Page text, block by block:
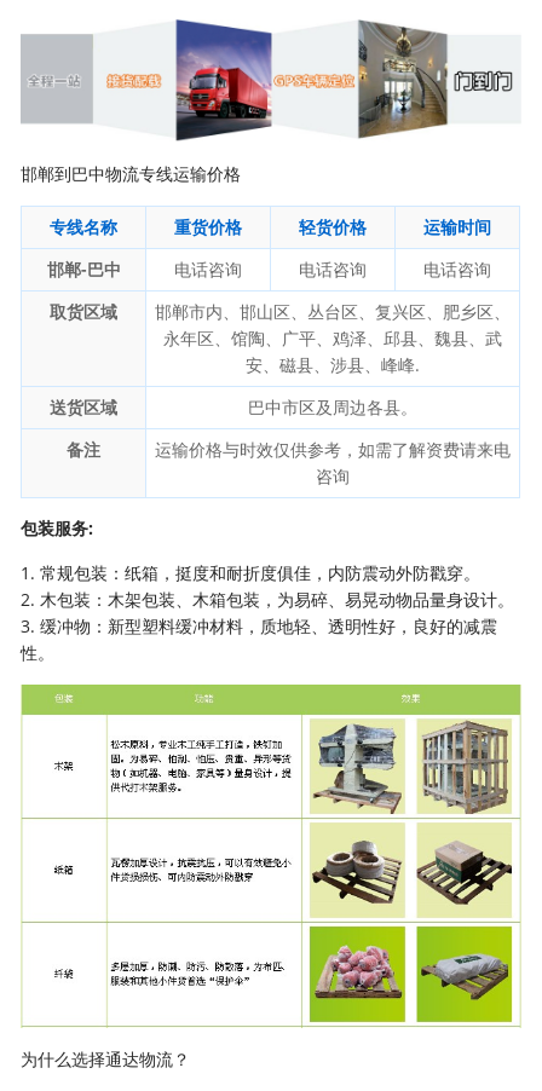
邯郸到巴中物流专线运输价格
专线名称 重货价格 轻货价格
运输时间
邯郸-巴中
电话咨询 电话咨询
电话咨询
取货区域
邯郸市内、邯山区、丛台区、复兴区、肥乡区、
永年区、馆陶、广平、鸡泽、邱县、魏县、武
安、磁县、涉县、峰峰.
送货区域
巴中市区及周边各县。
备注
运输价格与时效仅供参考，如需了解资费请来电
咨询
包装服务:
1. 常规包装：纸箱，挺度和耐折度俱佳，内防震动外防戳穿。
2. 木包装：木架包装、木箱包装，为易碎、易晃动物品量身设计。
3. 缓冲物：新型塑料缓冲材料，质地轻、透明性好，良好的减震
性。
为什么选择通达物流？